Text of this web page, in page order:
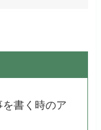
を書く時のア